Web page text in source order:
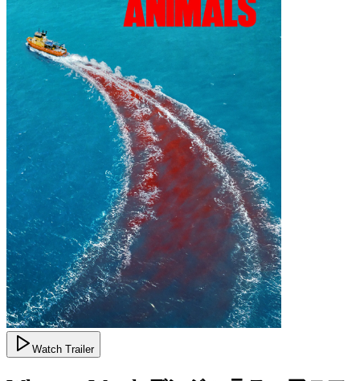
Watch Trailer